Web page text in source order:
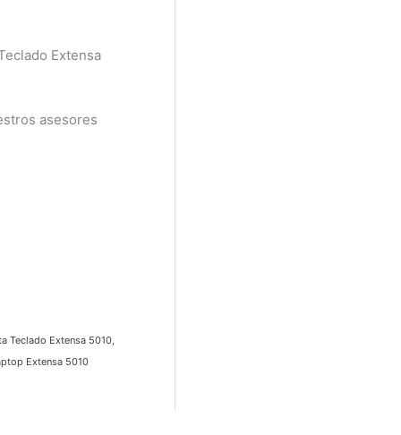
Extensa
asesores
Teclado Extensa 5010,
Extensa 5010